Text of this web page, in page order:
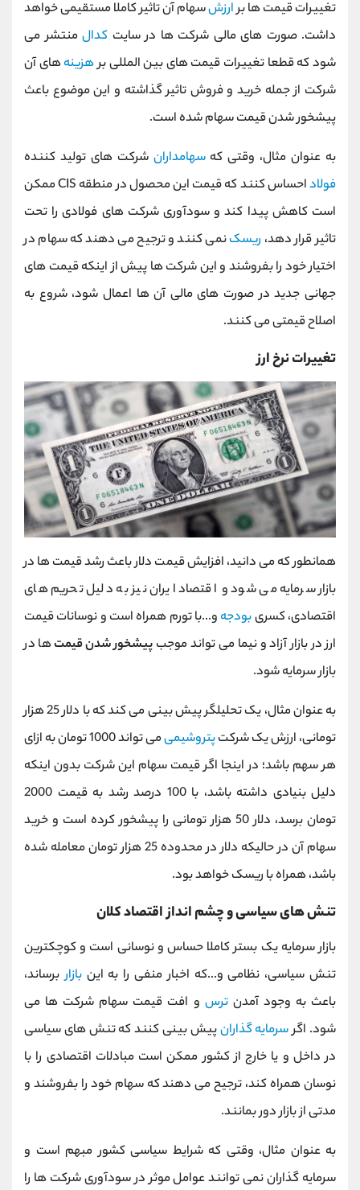
تغییرات قیمت ها برارزشسهام آن تاثیر کاملا مستقیمی خواهد
داشت. صورت های مالی شرکت ها در سایت کدال منتشر می
شود که قطعا تغییرات قیمت های بین المللی برهزینههای آن
شرکت از جمله خرید و فروش تاثیر گذاشته و این موضوع باعث
پیشخور شدن قیمت سهام شده است.
به عنوان مثال، وقتی کهسهامداران شرکت های تولید کننده
فولاد
احساس کنند که قیمت این محصول در منطقه CIS ممکن
است کاهش پیدا کند و سودآوری شرکت های فولادی را تحت
تاثیر قرار دهد، ریسکنمی کنند و ترجیح می دهند که سهام در
اختیار خود را بفروشند و این شرکت ها پیش از اینکه قیمت های
جهانی جدید در صورت های مالی آن ها اعمال شود، شروع به
اصلاح قیمتی می کنند.
تغییرات نرخ ارز
همانطور که می دانید، افزایش قیمت دلار باعث رشد قیمت ها در
بازار سرمایه می شود و اقتصاد ایران نیز به دلیل تحریم های
اقتصادی، کسریبودجه و...با تورم همراه است و نوسانات قیمت
ارز در بازار آزاد و نیما می تواند موجب پیشخور شدن قیمتها در
بازار سرمایه شود.
به عنوان مثال، یک تحلیلگر پیش بینی می کند که با دلار 25 هزار
تومانی، ارزش یک شرکتپتروشیمی
می تواند 1000 تومان به ازای
هر سهم باشد؛ در اینجا اگر قیمت سهام این شرکت بدون اینکه
دلیل بنیادی داشته باشد، با 100 درصد رشد به قیمت 2000
تومان برسد، دلار 50 هزار تومانی را پیشخور کرده است و خرید
سهام آن در حالیکه دلار در محدوده 25 هزار تومان معامله شده
باشد، همراه با ریسک خواهد بود.
تنش های سیاسی و چشم انداز اقتصاد کلان
بازار سرمایه یک بستر کاملا حساس و نوسانی است و کوچکترین
تنش سیاسی، نظامی و...که اخبار منفی را به اینبازاربرساند،
باعث به وجود آمدنترس و افت قیمت سهام شرکت ها می
شود. اگرسرمایه گذارانپیش بینی کنند که تنش های سیاسی
در داخل و یا خارج از کشور ممکن است مبادلات اقتصادی را با
نوسان همراه کند، ترجیح می دهند که سهام خود را بفروشند و
مدتی از بازار دور بمانند.
به عنوان مثال، وقتی که شرایط سیاسی کشور مبهم است و
سرمایه گذاران نمی توانند عوامل موثر در سودآوری شرکت ها را